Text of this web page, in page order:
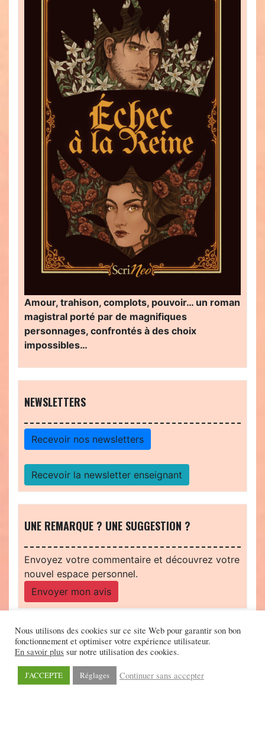
Amour, trahison, complots, pouvoir… un roman
magistral porté par de magnifiques
personnages, confrontés à des choix
impossibles…
NEWSLETTERS
Recevoir nos newsletters
Recevoir la newsletter enseignant
UNE REMARQUE ? UNE SUGGESTION ?
Envoyez votre commentaire et découvrez votre
nouvel espace personnel.
Envoyer mon avis
Nous utilisons des cookies sur ce site Web pour garantir son bon
fonctionnement et optimiser votre expérience utilisateur.
En savoir plus sur notre utilisation des cookies.
J'ACCEPTE Réglages Continuer sans accepter